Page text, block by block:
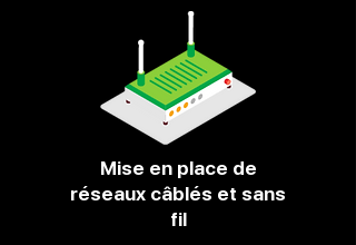
Mise en place de
réseaux câblés et sans
fil